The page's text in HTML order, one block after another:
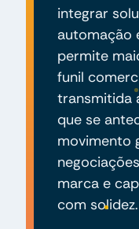
integrar
automação
permite
funil
transmitida
que se
movimento
marca e
com solidez.